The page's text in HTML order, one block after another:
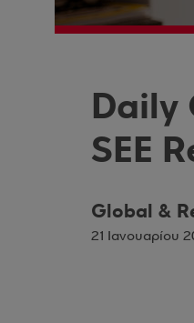
Daily
SEE
Global &
21 Ιανουαρίου